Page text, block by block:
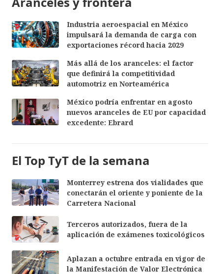
Industria aeroespacial en México
impulsará la demanda de carga con
exportaciones récord hacia 2029
Más allá de los aranceles: el factor
que definirá la competitividad
automotriz en Norteamérica
México podría enfrentar en agosto
nuevos aranceles de EU por capacidad
excedente: Ebrard
El Top TyT de la semana
Monterrey estrena dos vialidades que
conectarán el oriente y poniente de la
Carretera Nacional
Terceros autorizados, fuera de la
aplicación de exámenes toxicológicos
Aplazan a octubre entrada en vigor de
la Manifestación de Valor Electrónica